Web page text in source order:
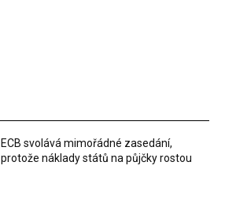
ECB svolává mimořádné zasedání,
protože náklady států na půjčky rostou